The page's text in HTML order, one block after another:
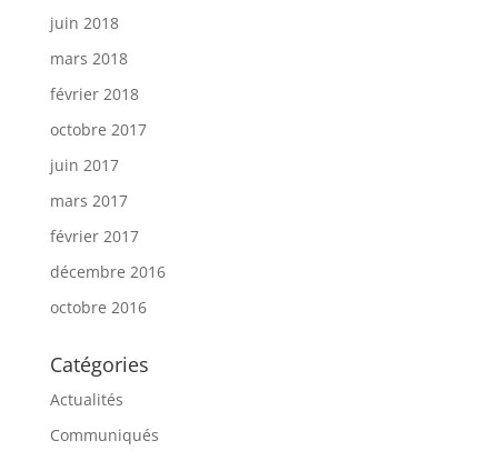
juin 2018
mars 2018
février 2018
octobre 2017
juin 2017
mars 2017
février 2017
décembre 2016
octobre 2016
Catégories
Actualités
Communiqués